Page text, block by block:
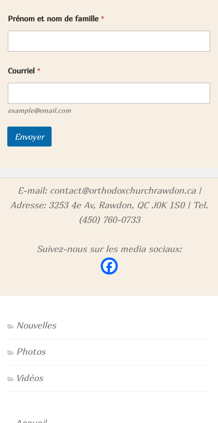
Prénom et nom de famille *
Courriel *
example@email.com
Envoyer
E-mail: contact@orthodoxchurchrawdon.ca |
Adresse: 3253 4e Av, Rawdon, QC J0K 1S0 | Tel.
(450) 760-0733
Suivez-nous sur les media sociaux:
Nouvelles
Photos
Vidéos